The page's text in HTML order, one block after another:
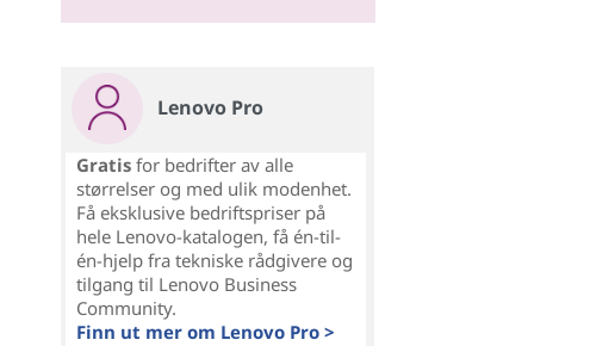
Lenovo Pro
Gratis for bedrifter av alle
størrelser og med ulik modenhet.
Få eksklusive bedriftspriser på
hele Lenovo-katalogen, få én-til-
én-hjelp fra tekniske rådgivere og
tilgang til Lenovo Business
Community.
Finn ut mer om Lenovo Pro >